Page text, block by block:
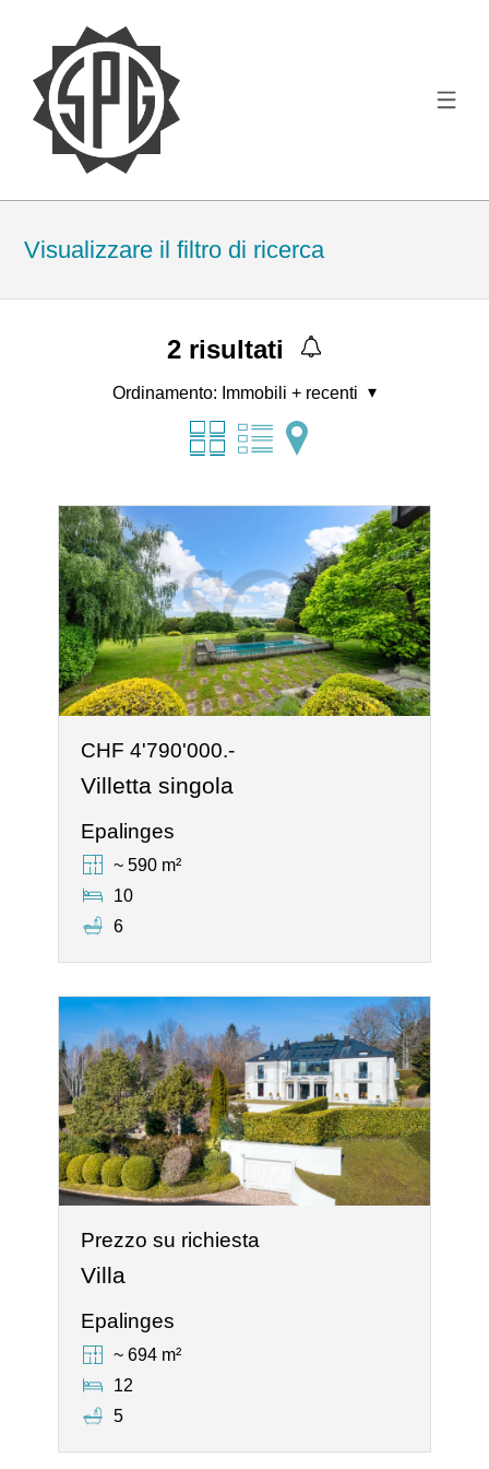
Visualizzare il filtro di ricerca
2risultati
Ordinamento: Immobili + recenti
CHF 4'790'000.-
Villetta singola
Epalinges
~ 590 m²
10
6
Prezzo su richiesta
Villa
Epalinges
~ 694 m²
12
5